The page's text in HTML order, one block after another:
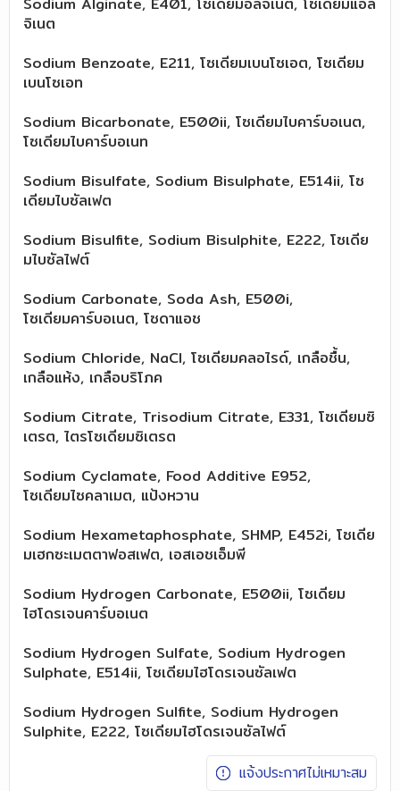
จิเนต
Sodium Benzoate, E211, โซเดียมเบนโซเอต, โซเดียม
เบนโซเอท
Sodium Bicarbonate, E500ii, โซเดียมไบคาร์บอเนต,
โซเดียมไบคาร์บอเนท
Sodium Bisulfate, Sodium Bisulphate, E514ii, โซ
เดียมไบซัลเฟต
Sodium Bisulfite, Sodium Bisulphite, E222, โซเดีย
มไบซัลไฟต์
Sodium Carbonate, Soda Ash, E500i,
โซเดียมคาร์บอเนต, โซดาแอช
Sodium Chloride, NaCl, โซเดียมคลอไรด์, เกลือชื้น,
เกลือแห้ง, เกลือบริโภค
Sodium Citrate, Trisodium Citrate, E331, โซเดียมซิ
เตรต, ไตรโซเดียมซิเตรต
Sodium Cyclamate, Food Additive E952,
โซเดียมไซคลาเมต, แป้งหวาน
Sodium Hexametaphosphate, SHMP, E452i, โซเดีย
มเฮกซะเมตตาฟอสเฟต, เอสเอชเอ็มพี
Sodium Hydrogen Carbonate, E500ii, โซเดียม
ไฮโดรเจนคาร์บอเนต
Sodium Hydrogen Sulfate, Sodium Hydrogen
Sulphate, E514ii, โซเดียมไฮโดรเจนซัลเฟต
Sodium Hydrogen Sulfite, Sodium Hydrogen
Sulphite, E222, โซเดียมไฮโดรเจนซัลไฟต์
แจ้งประกาศไม่เหมาะสม